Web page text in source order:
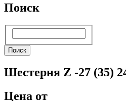
Поиск
Поиск
Шестерня Z -27 (35)
Цена от